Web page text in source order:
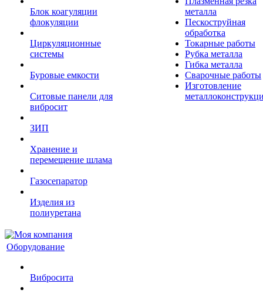
Блок коагуляции
флокуляции
Циркуляционные
системы
Буровые емкости
Ситовые панели для
вибросит
ЗИП
Хранение и
перемещение шлама
Газосепаратор
Изделия из
полиуретана
металла
Пескоструйная
обработка
Токарные работы
Рубка металла
Гибка металла
Сварочные работы
Изготовление
Оборудование
Вибросита